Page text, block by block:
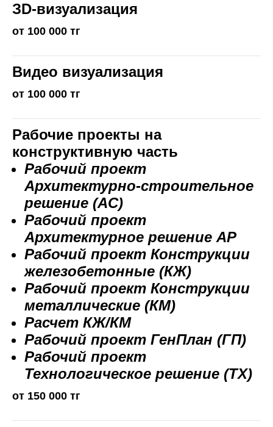
ЗD-визуализация
от 100 000 тг
Видео визуализация
от 100 000 тг
Рабочие проекты на
конструктивную часть
Рабочий проект
Архитектурно-строительное
решение (AC)
Рабочий проект
Архитектурное решение АР
Рабочий проект Конструкции
железобетонные (КЖ)
Рабочий проект Конструкции
металлические (КМ)
Расчет КЖ/КМ
Рабочий проект ГенПлан (ГП)
Рабочий проект
Технологическое решение (ТХ)
от 150 000 тг